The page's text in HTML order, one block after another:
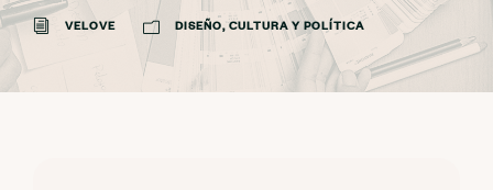
VELOVE DISEÑO, CULTURA Y POLÍTICA